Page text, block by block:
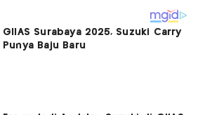
GIIAS Surabaya 2025, Suzuki Carry
Punya Baju Baru